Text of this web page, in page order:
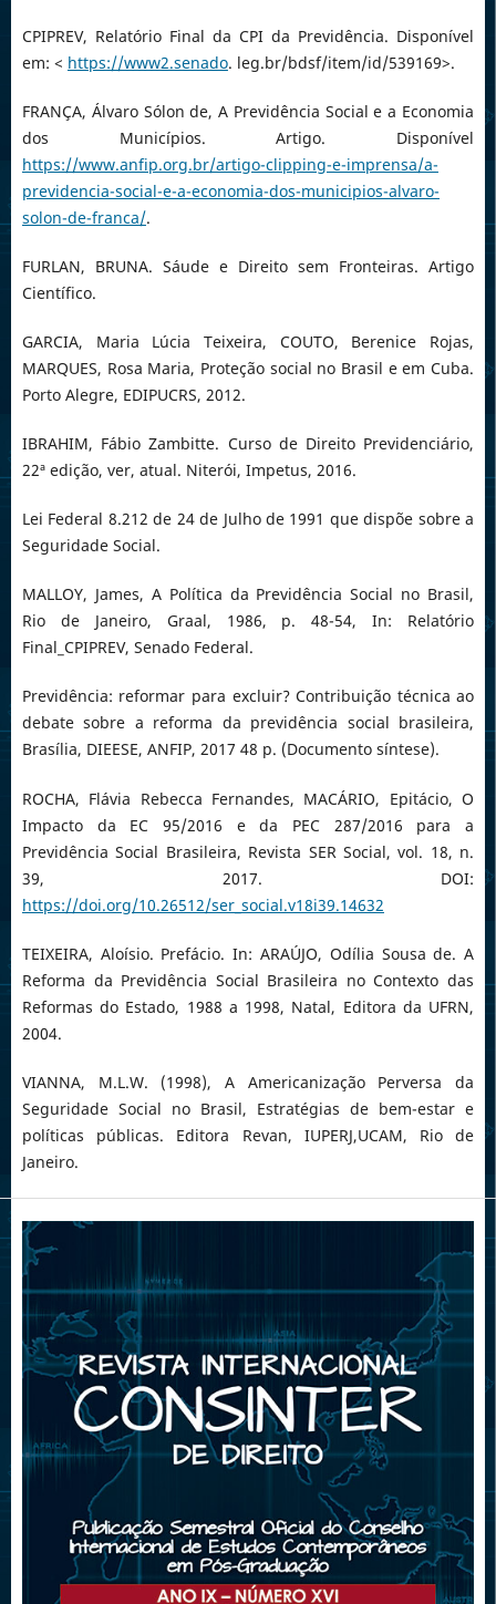
CPIPREV, Relatório Final da CPI da Previdência. Disponível
em: < https://www2.senado. leg.br/bdsf/item/id/539169>.
FRANÇA, Álvaro Sólon de, A Previdência Social e a Economia
dos Municípios. Artigo. Disponível
https://www.anfip.org.br/artigo-clipping-e-imprensa/a-
previdencia-social-e-a-economia-dos-municipios-alvaro-
solon-de-franca/.
FURLAN, BRUNA. Sáude e Direito sem Fronteiras. Artigo
Científico.
GARCIA, Maria Lúcia Teixeira, COUTO, Berenice Rojas,
MARQUES, Rosa Maria, Proteção social no Brasil e em Cuba.
Porto Alegre, EDIPUCRS, 2012.
IBRAHIM, Fábio Zambitte. Curso de Direito Previdenciário,
22ª edição, ver, atual. Niterói, Impetus, 2016.
Lei Federal 8.212 de 24 de Julho de 1991 que dispõe sobre a
Seguridade Social.
MALLOY, James, A Política da Previdência Social no Brasil,
Rio de Janeiro, Graal, 1986, p. 48-54, In: Relatório
Final_CPIPREV, Senado Federal.
Previdência: reformar para excluir? Contribuição técnica ao
debate sobre a reforma da previdência social brasileira,
Brasília, DIEESE, ANFIP, 2017 48 p. (Documento síntese).
ROCHA, Flávia Rebecca Fernandes, MACÁRIO, Epitácio, O
Impacto da EC 95/2016 e da PEC 287/2016 para a
Previdência Social Brasileira, Revista SER Social, vol. 18, n.
39, 2017. DOI:
https://doi.org/10.26512/ser_social.v18i39.14632
TEIXEIRA, Aloísio. Prefácio. In: ARAÚJO, Odília Sousa de. A
Reforma da Previdência Social Brasileira no Contexto das
Reformas do Estado, 1988 a 1998, Natal, Editora da UFRN,
2004.
VIANNA, M.L.W. (1998), A Americanização Perversa da
Seguridade Social no Brasil, Estratégias de bem-estar e
políticas públicas. Editora Revan, IUPERJ,UCAM, Rio de
Janeiro.